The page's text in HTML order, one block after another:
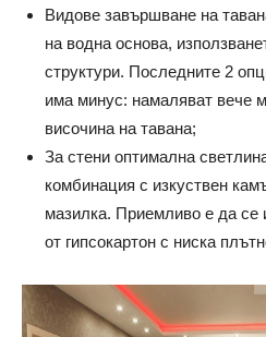
Видове завършване на
на водна основа,
структури. Последните 2
има минус: намаляват вече
височина на тавана;
За стени оптимална
комбинация с изкуствен
мазилка. Приемливо е да се
от гипсокартон с ниска